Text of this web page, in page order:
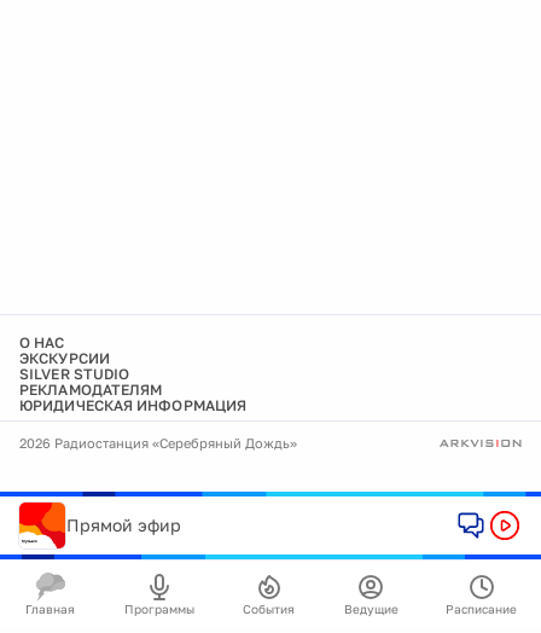
О НАС
ЭКСКУРСИИ
SILVER STUDIO
РЕКЛАМОДАТЕЛЯМ
ЮРИДИЧЕСКАЯ ИНФОРМАЦИЯ
2026 Радиостанция «Серебряный Дождь»
Прямой эфир
Главная Программы События Ведущие Расписание